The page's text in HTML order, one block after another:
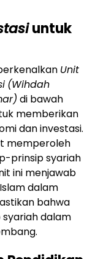
untuk
Unit
(Wihdah
di bawah
memberikan
dan investasi.
memperoleh
prinsip syariah
ini menjawab
dalam
bahwa
dalam